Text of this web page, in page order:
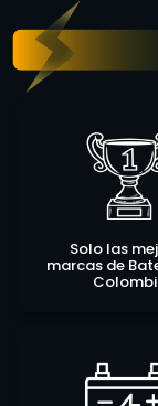
Solo las
marcas de